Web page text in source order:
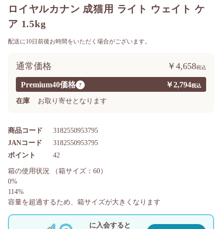
ロイヤルカナン 成猫用 ライト ウェイト ケ
ア 1.5kg
配送に10日前後お時間をいただく場合がございます。
Premium40価格 ? ￥2,794
通常価格 ￥4,658
在庫 お取り寄せとなります
商品コード 3182550953795
ポイント 42
JANコード 3182550953795
に入会すると
箱の使用状況
（箱サイズ：60）
0%
114%
容量を超過するため、箱サイズが大きくなります